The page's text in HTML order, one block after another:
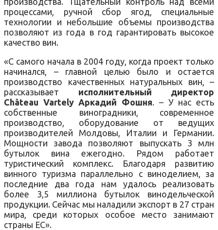
процессами, ручной сбор ягод, специальные
технологии и небольшие объемы производства
позволяют из года в год гарантировать высокое
качество вин.
«С самого начала в 2004 году, когда проект только
начинался, – главной целью было и остается
производство качественных натуральных вин, –
рассказывает исполнительный директор
Château Vartely Аркадий Фошня. – У нас есть
собственные виноградники, современное
производство, оборудование от ведущих
производителей Молдовы, Италии и Германии.
Мощности завода позволяют выпускать 3 млн
бутылок вина ежегодно. Рядом работает
туристический комплекс. Благодаря развитию
винного туризма параллельно с виноделием, за
последние два года нам удалось реализовать
более 3,5 миллиона бутылок винодельческой
продукции. Сейчас мы наладили экспорт в 27 стран
мира, среди которых особое место занимают
страны ЕС».